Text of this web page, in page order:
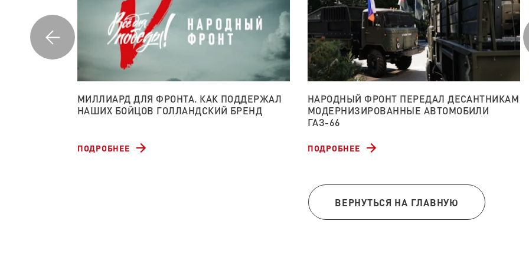
МИЛЛИАРД ДЛЯ ФРОНТА. КАК ПОДДЕРЖАЛ
НАШИХ БОЙЦОВ ГОЛЛАНДСКИЙ БРЕНД
ПОДРОБНЕЕ
НАРОДНЫЙ ФРОНТ ПЕРЕДАЛ ДЕСАНТНИКАМ
МОДЕРНИЗИРОВАННЫЕ АВТОМОБИЛИ
ГАЗ-66
ПОДРОБНЕЕ
ВЕРНУТЬСЯ НА ГЛАВНУЮ